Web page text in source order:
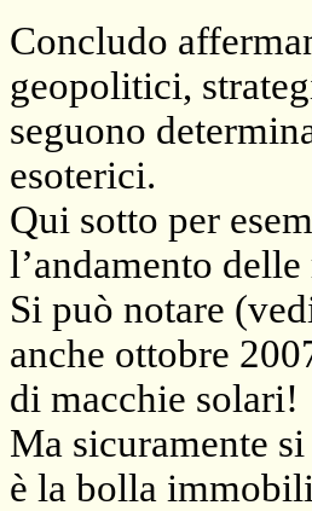
Concludo
geopolitici,
seguono
esoterici.
Qui sotto per
l’andamento
Si può notare
anche ottobre
di macchie solari!
Ma sicuramente
è la bolla